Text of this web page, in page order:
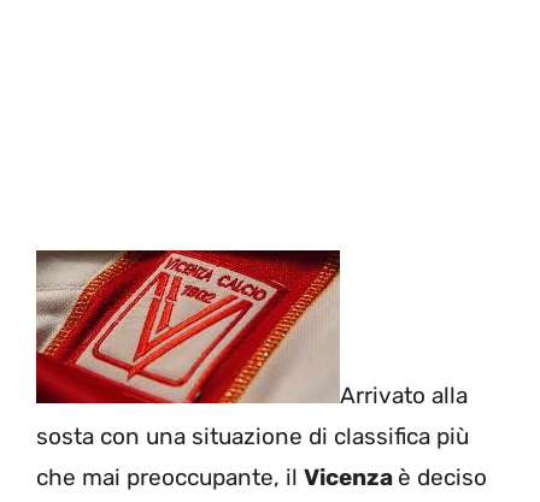
Arrivato alla
sosta con una situazione di classifica più
che mai preoccupante, il Vicenza è deciso